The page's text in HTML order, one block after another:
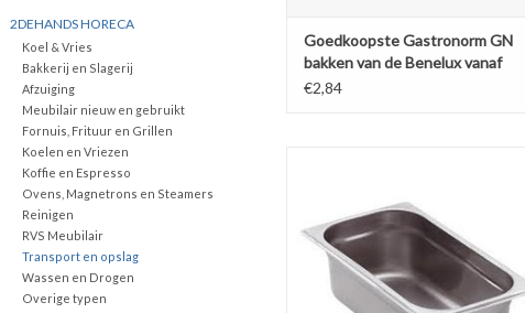
2DEHANDS HORECA
Koel & Vries
Bakkerij en Slagerij
Afzuiging
Meubilair nieuw en gebruikt
Fornuis, Frituur en Grillen
Koelen en Vriezen
Koffie en Espresso
Ovens, Magnetrons en Steamers
Reinigen
RVS Meubilair
Transport en opslag
Wassen en Drogen
Overige typen
Goedkoopste Gastronorm GN
bakken van de Benelux vanaf
€2,84
€2,84
TOEVOEGEN AAN WINKELWAGEN